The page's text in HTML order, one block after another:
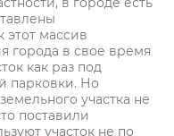
массив
города в свое время
как раз под
парковки. Но
участка не
поставили
участок не по